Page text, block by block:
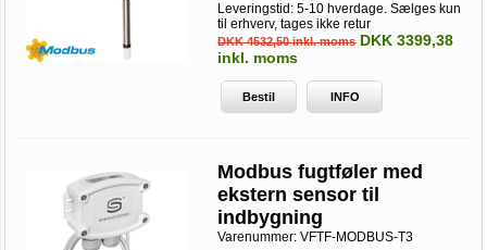
Leveringstid: 5-10 hverdage. Sælges kun
til erhverv, tages ikke retur
DKK 4532,50 inkl. moms DKK 3399,38
inkl. moms
Bestil INFO
Modbus fugtføler med
ekstern sensor til
indbygning
Varenummer:VFTF-MODBUS-T3